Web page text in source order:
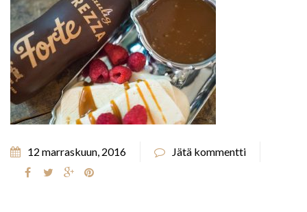
12 marraskuun, 2016 Jätä kommentti